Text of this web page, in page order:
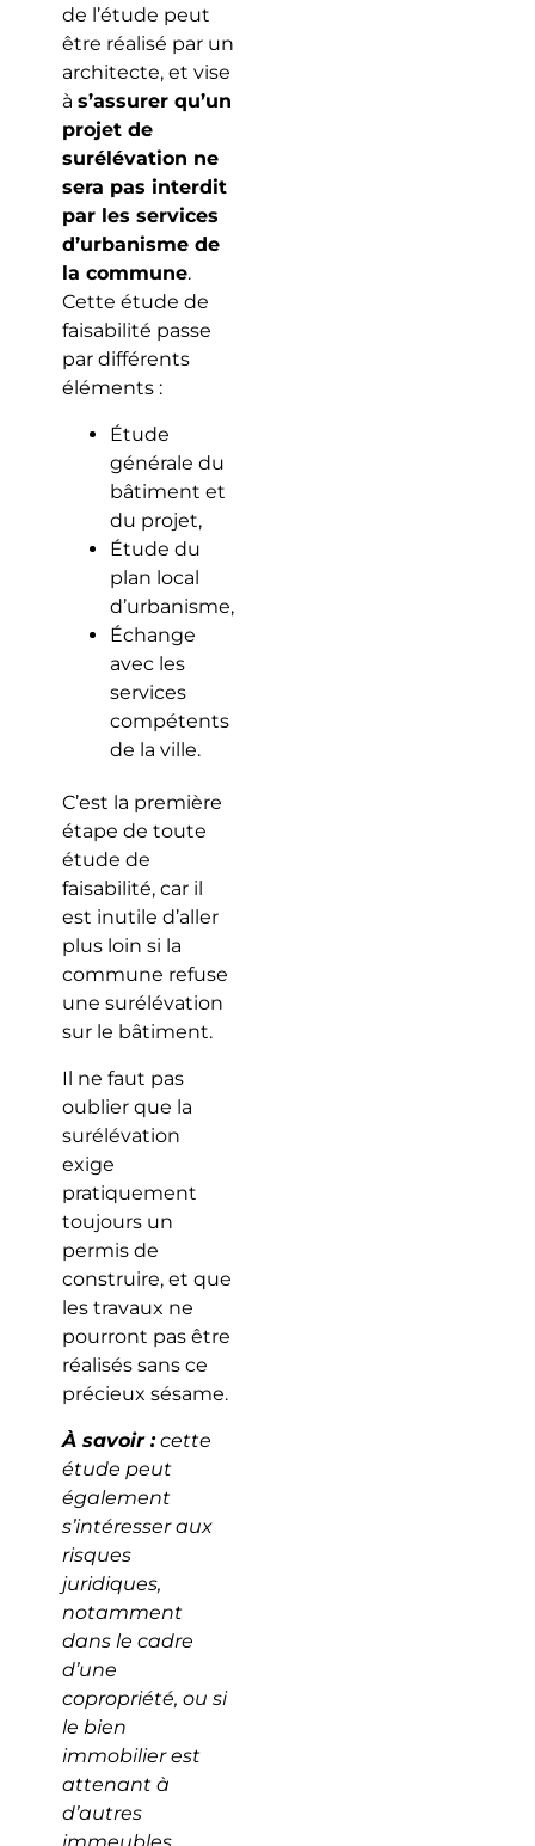
de l’étude peut
être réalisé par un
architecte, et vise
à s’assurer qu’un
projet de
surélévation ne
sera pas interdit
par les services
d’urbanisme de
la commune.
Cette étude de
faisabilité passe
par différents
éléments :
Étude
générale du
bâtiment et
du projet,
Étude du
plan local
d’urbanisme,
Échange
avec les
services
compétents
de la ville.
C’est la première
étape de toute
étude de
faisabilité, car il
est inutile d’aller
plus loin si la
commune refuse
une surélévation
sur le bâtiment.
Il ne faut pas
oublier que la
surélévation
exige
pratiquement
toujours un
permis de
construire, et que
les travaux ne
pourront pas être
réalisés sans ce
précieux sésame.
À savoir :cette
étude peut
également
s’intéresser aux
risques
juridiques,
notamment
dans le cadre
d’une
copropriété, ou si
le bien
immobilier est
attenant à
d’autres